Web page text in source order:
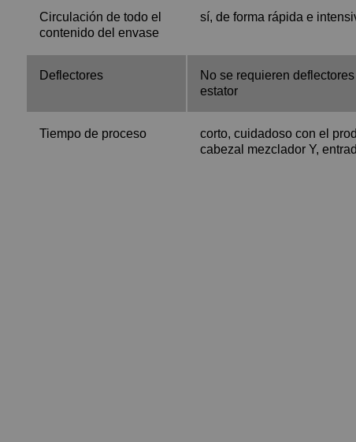
Circulación de todo el
contenido del envase
sí, de forma rápida e
Deflectores
No se requieren
estator
Tiempo de proceso
corto, cuidadoso con el
cabezal mezclador Y,